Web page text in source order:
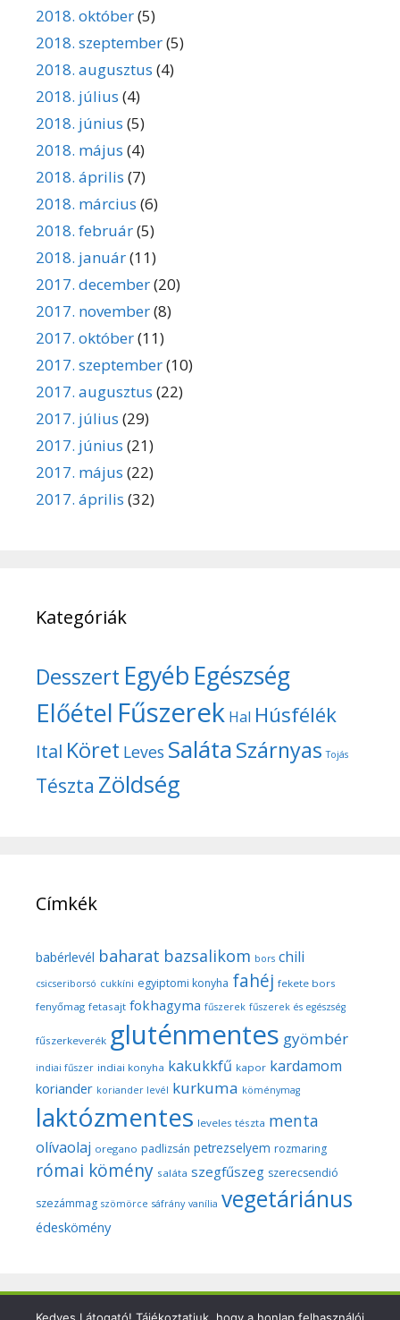
2018. október(5)
2018. szeptember(5)
2018. augusztus (4)
2018. július (4)
2018. június (5)
2018. május (4)
2018. április (7)
2018. március (6)
2018. február(5)
2018. január(11)
2017. december(20)
2017. november(8)
2017. október(11)
2017. szeptember(10)
2017. augusztus (22)
2017. július (29)
2017. június (21)
2017. május (22)
2017. április (32)
Kategóriák
Desszert Egyéb Egészség
Előétel Fűszerek Hal Húsfélék
Ital Köret Leves SalátaSzárnyas Tojás
Tészta Zöldség
Címkék
babérlevél baharat bazsalikom bors chili
csicseriborsó cukkíni egyiptomi konyha fahéj fekete bors
fenyőmag fetasajt fokhagyma fűszerek fűszerek és egészség
fűszerkeverék gluténmentes gyömbér
indiai fűszer indiai konyha kakukkfű kapor kardamom
koriander koriander levél kurkuma köménymag
laktózmentes leveles tészta menta
olívaolaj oregano padlizsán petrezselyem rozmaring
római kömény saláta szegfűszeg szerecsendió
szezámmag szömörce sáfrány vanília vegetáriánus
édeskömény